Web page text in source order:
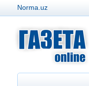
Norma.uz